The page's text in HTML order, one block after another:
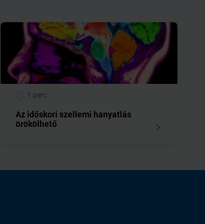
1 perc
Az időskori szellemi hanyatlás
örökölhető